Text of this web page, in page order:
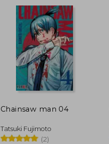
10%
dcto.
Chainsaw man 04
Tatsuki Fujimoto
(2)